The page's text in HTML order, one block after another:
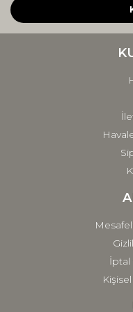
Ürün açıklamasında
Ürün fiyatı diğer
İptal